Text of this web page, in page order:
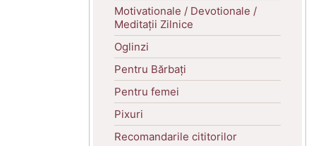
Motivationale / Devotionale /
Meditații Zilnice
Oglinzi
Pentru Bărbați
Pentru femei
Pixuri
Recomandarile cititorilor